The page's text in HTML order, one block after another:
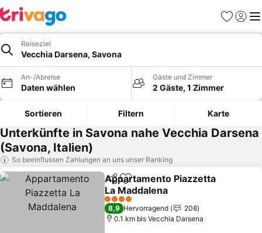
Favoriten
Reiseziel
Vecchia Darsena, Savona
An-/Abreise
Daten wählen
Gäste und Zimmer
2 Gäste, 1 Zimmer
Sortieren Filtern Karte
Unterkünfte in Savona nahe Vecchia Darsena
(Savona, Italien)
So beeinflussen Zahlungen an uns unser Ranking
TeilenZu Favoriten hinzufügen
Appartamento Piazzetta
La Maddalena
Preise sehen
4 Sterne
8,9 Hervorragend
208
0.1 km bis Vecchia Darsena